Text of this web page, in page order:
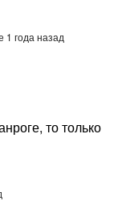
1 года назад
то только